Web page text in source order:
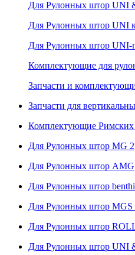
Для Рулонных штор UNI
Для Рулонных штор UNI
Для Рулонных штор UNI-
Комплектующие для
Запчасти и
Запчасти для
Комплектующие
Для Рулонных штор MG 2
Для Рулонных штор AMG
Для Рулонных штор
Для Рулонных штор MGS
Для Рулонных штор
Для Рулонных штор UNI